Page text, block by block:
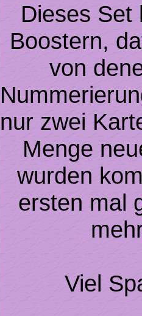
Dieses Set
Boostern,
von
nur zwei
Menge
wurden
ersten mal
Viel